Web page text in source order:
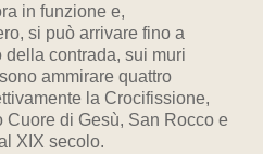
in funzione e,
si può arrivare fino a
della contrada, sui muri
ammirare quattro
la Crocifissione,
Cuore di Gesù, San Rocco e
XIX secolo.